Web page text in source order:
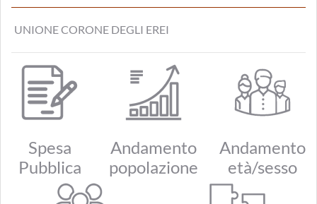
UNIONE CORONE DEGLI EREI
Spesa
Pubblica
Andamento
popolazione
Andamento
età/sesso